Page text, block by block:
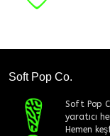
Soft Pop Co.
Soft Pop
yaratıcı
Hemen